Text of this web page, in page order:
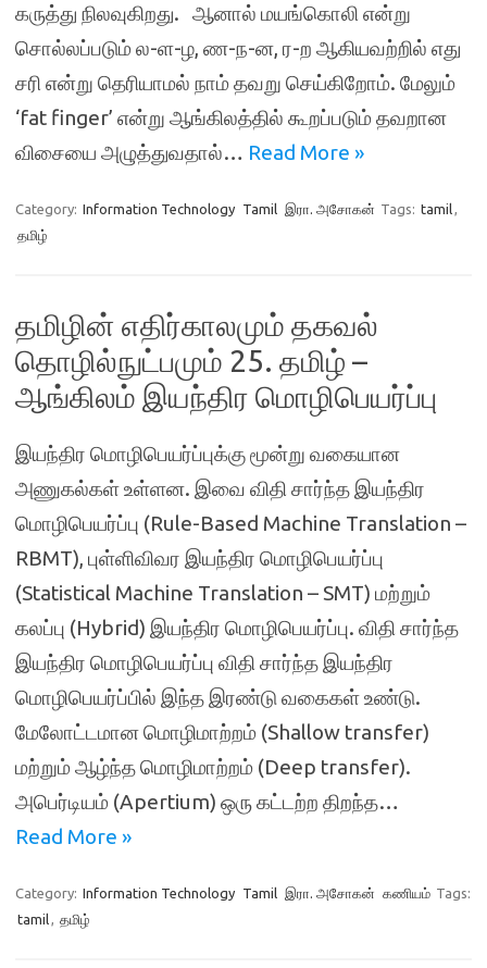
கருத்து நிலவுகிறது. ஆனால் மயங்கொலி என்று
சொல்லப்படும் ல-ள-ழ, ண-ந-ன, ர-ற ஆகியவற்றில் எது
சரி என்று தெரியாமல் நாம் தவறு செய்கிறோம். மேலும்
‘fat finger’ என்று ஆங்கிலத்தில் கூறப்படும் தவறான
விசையை அழுத்துவதால்… Read More »
Category: Information Technology Tamil இரா. அசோகன் Tags: tamil,
தமிழ்
தமிழின் எதிர்காலமும் தகவல்
தொழில்நுட்பமும் 25. தமிழ் –
ஆங்கிலம் இயந்திர மொழிபெயர்ப்பு
இயந்திர மொழிபெயர்ப்புக்கு மூன்று வகையான
அணுகல்கள் உள்ளன. இவை விதி சார்ந்த இயந்திர
மொழிபெயர்ப்பு (Rule-Based Machine Translation –
RBMT), புள்ளிவிவர இயந்திர மொழிபெயர்ப்பு
(Statistical Machine Translation – SMT) மற்றும்
கலப்பு (Hybrid) இயந்திர மொழிபெயர்ப்பு. விதி சார்ந்த
இயந்திர மொழிபெயர்ப்பு விதி சார்ந்த இயந்திர
மொழிபெயர்ப்பில் இந்த இரண்டு வகைகள் உண்டு.
மேலோட்டமான மொழிமாற்றம் (Shallow transfer)
மற்றும் ஆழ்ந்த மொழிமாற்றம் (Deep transfer).
அபெர்டியம் (Apertium) ஒரு கட்டற்ற திறந்த…
Read More »
Category: Information Technology Tamil இரா. அசோகன் கணியம் Tags:
tamil, தமிழ்